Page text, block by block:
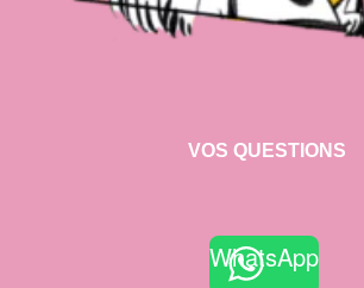
VOS QUESTIONS
WhatsApp